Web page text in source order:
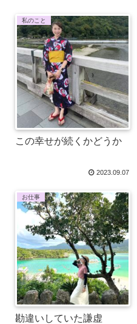
私のこと
この幸せが続くかどうか
2023.09.07
お仕事
勘違いしていた謙虚